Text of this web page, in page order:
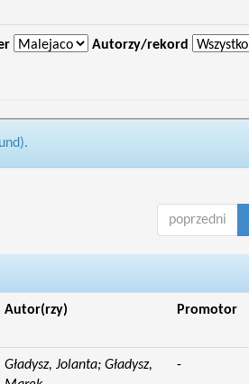
Autorzy/rekord
poprzedni
Autor(rzy) Promotor
Gładysz, Jolanta; Gładysz,
-